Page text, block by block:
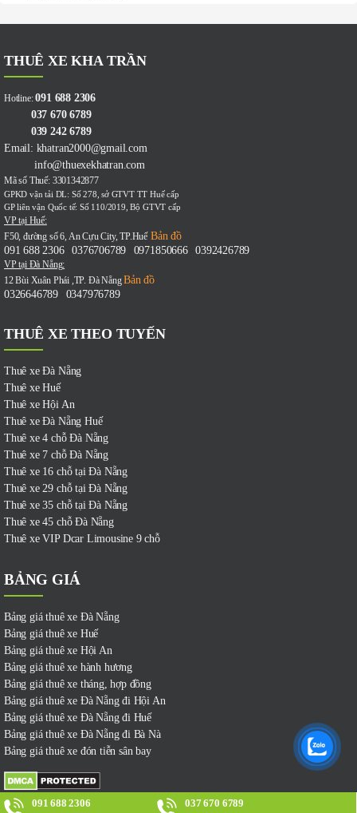
THUÊ XE KHA TRẦN
Hotline:091 688 2306
037 670 6789
039 242 6789
Email: khatran2000@gmail.com
info@thuexekhatran.com
Mã số Thuế: 3301342877
GPKD vận tải DL: Số 278, sở GTVT TT Huế cấp
GP liên vận Quốc tế: Số 110/2019, Bộ GTVT cấp
VP tại Huế:
F50, đường số 6, An Cựu City, TP.HuếBản đồ
091 688 2306
-0376706789 0971850666 -0392426789
VP tại Đà Nẵng:
12 Bùi Xuân Phái ,TP. Đà NẵngBản đồ
0326646789
0347976789
THUÊ XE THEO TUYẾN
Thuê xe Đà Nẵng
Thuê xe Huế
Thuê xe Hội An
Thuê xe Đà Nẵng Huế
Thuê xe 4 chỗ Đà Nẵng
Thuê xe 7 chỗ Đà Nẵng
Thuê xe 16 chỗ tại Đà Nẵng
Thuê xe 29 chỗ tại Đà Nẵng
Thuê xe 35 chỗ tại Đà Nẵng
Thuê xe 45 chỗ Đà Nẵng
Thuê xe VIP Dcar Limousine 9 chỗ
BẢNG GIÁ
Bảng giá thuê xe Đà Nẵng
Bảng giá thuê xe Huế
Bảng giá thuê xe Hội An
Bảng giá thuê xe hành hương
Bảng giá thuê xe tháng, hợp đồng
Bảng giá thuê xe Đà Nẵng đi Hội An
Bảng giá thuê xe Đà Nẵng đi Huế
Bảng giá thuê xe Đà Nẵng đi Bà Nà
Bảng giá thuê xe đón tiễn sân bay
091 688 2306 037 670 6789